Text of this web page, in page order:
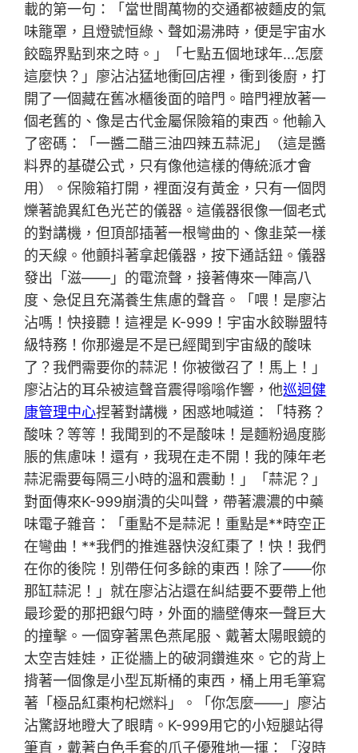
載的第一句：「當世間萬物的交通都被麵皮的氣
味籠罩，且燈號恒綠、聲如湯沸時，便是宇宙水
餃臨界點到來之時。」「七點五個地球年…怎麼
這麼快？」廖沾沾猛地衝回店裡，衝到後廚，打
開了一個藏在舊冰櫃後面的暗門。暗門裡放著一
個老舊的、像是古代金屬保險箱的東西。他輸入
了密碼：「一醬二醋三油四辣五蒜泥」（這是醬
料界的基礎公式，只有像他這樣的傳統派才會
用）。保險箱打開，裡面沒有黃金，只有一個閃
爍著詭異紅色光芒的儀器。這儀器很像一個老式
的對講機，但頂部插著一根彎曲的、像韭菜一樣
的天線。他顫抖著拿起儀器，按下通話鈕。儀器
發出「滋——」的電流聲，接著傳來一陣高八
度、急促且充滿養生焦慮的聲音。「喂！是廖沾
沾嗎！快接聽！這裡是 K-999！宇宙水餃聯盟特
級特務！你那邊是不是已經聞到宇宙級的酸味
了？我們需要你的蒜泥！你被徵召了！馬上！」
廖沾沾的耳朵被這聲音震得嗡嗡作響，他巡迴健
康管理中心捏著對講機，困惑地喊道：「特務？
酸味？等等！我聞到的不是酸味！是麵粉過度膨
脹的焦慮味！還有，我現在走不開！我的陳年老
蒜泥需要每隔三小時的溫和震動！」「蒜泥？」
對面傳來K-999崩潰的尖叫聲，帶著濃濃的中藥
味電子雜音：「重點不是蒜泥！重點是**時空正
在彎曲！**我們的推進器快沒紅棗了！快！我們
在你的後院！別帶任何多餘的東西！除了——你
那缸蒜泥！」就在廖沾沾還在糾結要不要帶上他
最珍愛的那把銀勺時，外面的牆壁傳來一聲巨大
的撞擊。一個穿著黑色燕尾服、戴著太陽眼鏡的
太空吉娃娃，正從牆上的破洞鑽進來。它的背上
揹著一個像是小型瓦斯桶的東西，桶上用毛筆寫
著「極品紅棗枸杞燃料」。「你怎麼——」廖沾
沾驚訝地瞪大了眼睛。K-999用它的小短腿站得
筆直，戴著白色手套的爪子優雅地一揮：「沒時